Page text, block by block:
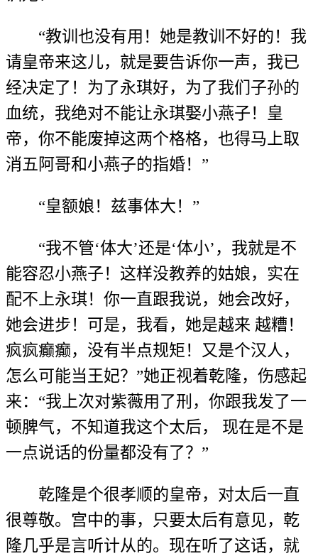
“教训也没有用！她是教训不好的！我
请皇帝来这儿，就是要告诉你一声，我已
经决定了！为了永琪好，为了我们子孙的
血统，我绝对不能让永琪娶小燕子！皇
帝，你不能废掉这两个格格，也得马上取
消五阿哥和小燕子的指婚！”
“皇额娘！兹事体大！”
“我不管‘体大’还是‘体小’，我就是不
能容忍小燕子！这样没教养的姑娘，实在
配不上永琪！你一直跟我说，她会改好，
她会进步！可是，我看，她是越来 越糟！
疯疯癫癫，没有半点规矩！又是个汉人，
怎么可能当王妃？”她正视着乾隆，伤感起
来：“我上次对紫薇用了刑，你跟我发了一
顿脾气，不知道我这个太后， 现在是不是
一点说话的份量都没有了？”
乾隆是个很孝顺的皇帝，对太后一直
很尊敬。宫中的事，只要太后有意见，乾
隆几乎是言听计从的。现在听了这话，就